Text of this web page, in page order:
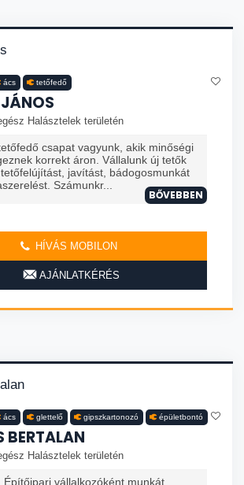
ács tetőfedő
Halásztelek területén
csapat vagyunk, akik minőségi
korrekt áron. Vállalunk új tetők
javítást, bádogosmunkát
Számunkr...
BŐVEBBEN
HÍVÁS MOBILON
AJÁNLATKÉRÉS
ács glettelő gipszkartonozó épületbontó
BERTALAN
Halásztelek területén
vállalkozóként munkát